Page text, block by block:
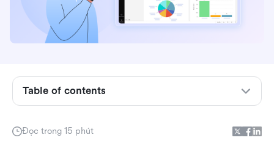
Đọc trong 15 phút
Table of contents
Pipedrive là gì?
Zoho CRM là gì?